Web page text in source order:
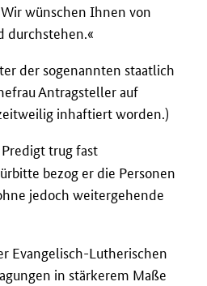
wünschen Ihnen von
durchstehen.«
der sogenannten staatlich
Antragsteller auf
inhaftiert worden.)
trug fast
bezog er die Personen
jedoch weitergehende
Evangelisch-Lutherischen
in stärkerem Maße